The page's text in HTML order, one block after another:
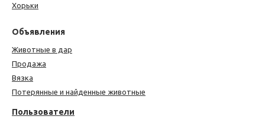
Хорьки
Объявления
Животные в дар
Продажа
Вязка
Потерянные и найденные животные
Пользователи